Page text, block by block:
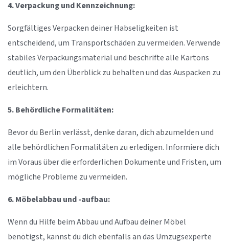
4. Verpackung und Kennzeichnung:
Sorgfältiges Verpacken deiner Habseligkeiten ist
entscheidend, um Transportschäden zu vermeiden. Verwende
stabiles Verpackungsmaterial und beschrifte alle Kartons
deutlich, um den Überblick zu behalten und das Auspacken zu
erleichtern.
5. Behördliche Formalitäten:
Bevor du Berlin verlässt, denke daran, dich abzumelden und
alle behördlichen Formalitäten zu erledigen. Informiere dich
im Voraus über die erforderlichen Dokumente und Fristen, um
mögliche Probleme zu vermeiden.
6. Möbelabbau und -aufbau:
Wenn du Hilfe beim Abbau und Aufbau deiner Möbel
benötigst, kannst du dich ebenfalls an das Umzugsexperte